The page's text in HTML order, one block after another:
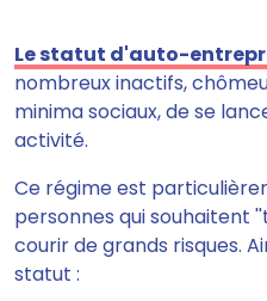
Le statut d'auto-
nombreux inactifs,
minima sociaux, de se
activité.
Ce régime est
personnes qui souhaitent
courir de grands risques.
statut :